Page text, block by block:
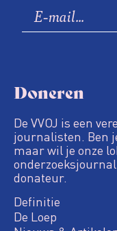
Doneren
De VVOJ is een
journalisten. Ben
maar wil je onze
donateur.
Definitie
De Loep